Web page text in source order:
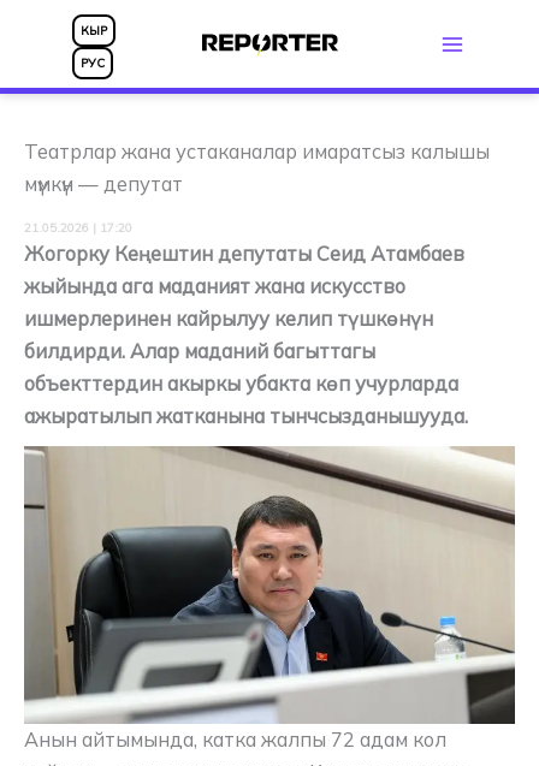
КЫР
РУС
Театрлар жана устаканалар имаратсыз калышы
мүмкүн — депутат
21.05.2026 | 17:20
Жогорку Кеңештин депутаты Сеид Атамбаев
жыйында ага маданият жана искусство
ишмерлеринен кайрылуу келип түшкөнүн
билдирди. Алар маданий багыттагы
объекттердин акыркы убакта көп учурларда
ажыратылып жатканына тынчсызданышууда.
Анын айтымында, катка жалпы 72 адам кол